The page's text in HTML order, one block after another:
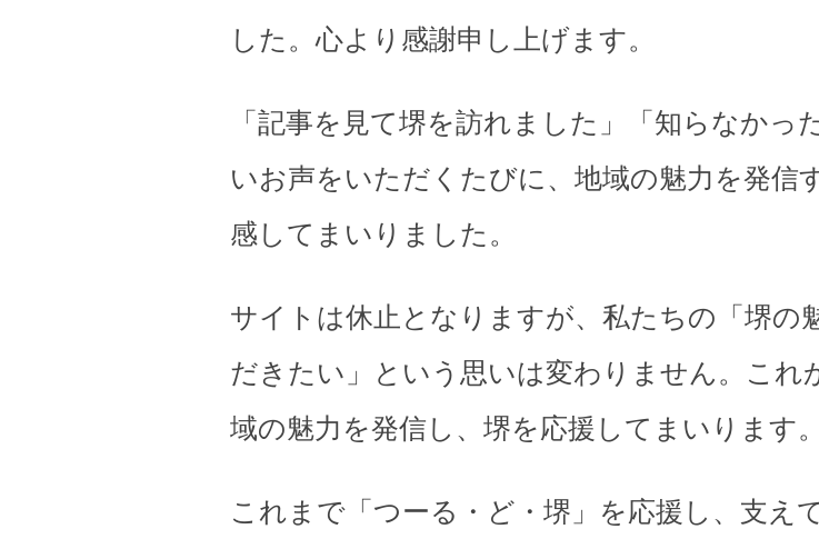
した。心より感謝申し上げます。
「記事を見て堺を訪れました」「知らなか
いお声をいただくたびに、地域の魅力を発信
感してまいりました。
サイトは休止となりますが、私たちの「堺の
だきたい」という思いは変わりません。こ
域の魅力を発信し、堺を応援してまいります。
これまで「つーる・ど・堺」を応援し、支え